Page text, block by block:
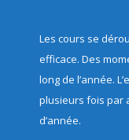
Les cours se
efficace. Des
long de l’année.
plusieurs fois par
d’année.